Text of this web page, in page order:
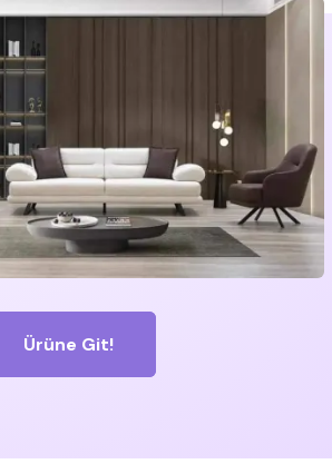
Ürüne Git!